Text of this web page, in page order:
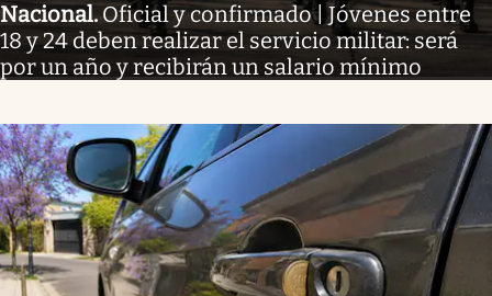
Nacional. Oficial y confirmado | Jóvenes entre
18 y 24 deben realizar el servicio militar: será
por un año y recibirán un salario mínimo